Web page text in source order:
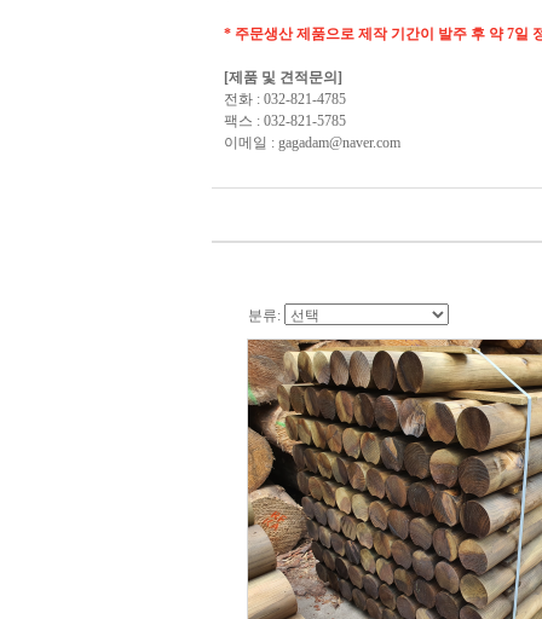
* 주문생산 제품으로 제작 기간이 발주 후 약 7일
[제품 및 견적문의]
전화 : 032-821-4785
팩스 : 032-821-5785
이메일 : gagadam@naver.com
분류: